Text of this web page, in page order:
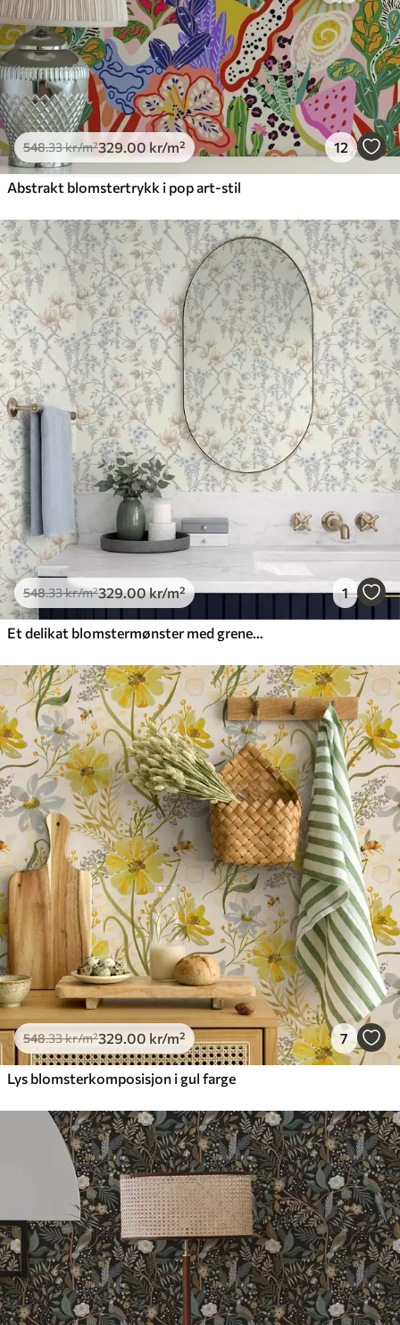
548.33kr/m²329.00 kr/m² 12
Abstrakt blomstertrykk i pop art-stil
548.33kr/m²329.00kr/m² 1
Et delikat blomstermønster med grener og blomster
548.33kr/m²329.00 kr/m² 7
Lys blomsterkomposisjon i gul farge